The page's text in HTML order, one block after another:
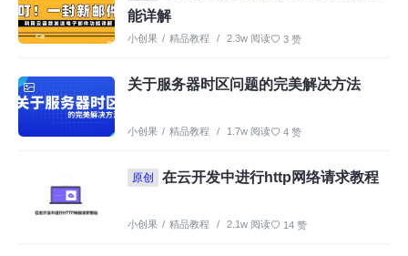
能详解
小创果 / 精品教程 / 2.3w 阅读 3 赞
关于服务器时区问题的完美解决方法
小创果 / 精品教程 / 1.7w 阅读 4 赞
原创 在云开发中进行http网络请求教程
小创果 / 精品教程 / 2.1w 阅读 14 赞